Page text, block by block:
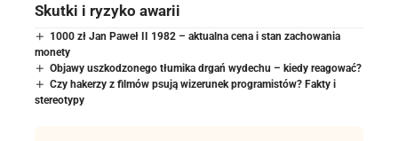
Skutki i ryzyko awarii
1000 zł Jan Paweł II 1982 – aktualna cena i stan zachowania
monety
Objawy uszkodzonego tłumika drgań wydechu – kiedy reagować?
Czy hakerzy z filmów psują wizerunek programistów? Fakty i
stereotypy